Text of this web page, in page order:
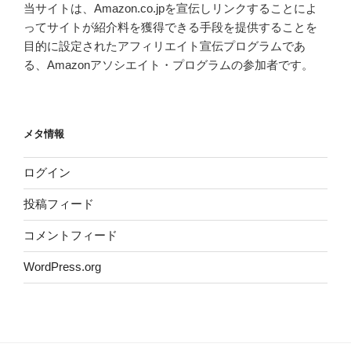
当サイトは、Amazon.co.jpを宣伝しリンクすることによ
ってサイトが紹介料を獲得できる手段を提供することを
目的に設定されたアフィリエイト宣伝プログラムであ
る、Amazonアソシエイト・プログラムの参加者です。
メタ情報
ログイン
投稿フィード
コメントフィード
WordPress.org